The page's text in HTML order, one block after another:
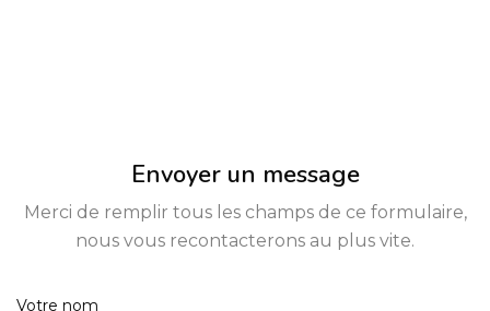
Envoyer un message
Merci de remplir tous les champs de ce formulaire,
nous vous recontacterons au plus vite.
Votre nom